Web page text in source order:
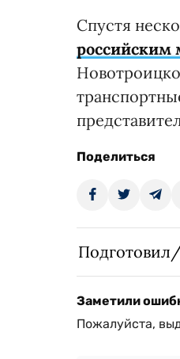
Спустя
российским
Поделиться
Заметили
Пожалуйста,